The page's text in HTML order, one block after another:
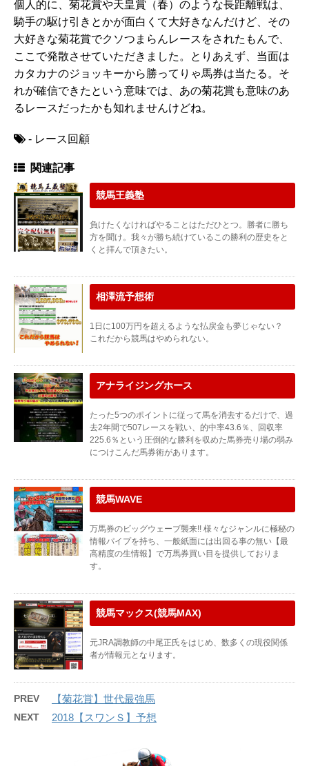
個人的に、菊花賞や天皇賞（春）のような長距離戦は、
騎手の駆け引きとかが面白くて大好きなんだけど、その
大好きな菊花賞でクソつまらんレースをされたもんで、
ここで発散させていただきました。とりあえず、当面は
カタカナのジョッキーから勝ってりゃ馬券は当たる。そ
れが確信できたという意味では、あの菊花賞も意味のあ
るレースだったかも知れませんけどね。
- レース回顧
関連記事
競馬王義塾
負けたくなければやることはただひとつ。勝者に勝ち
方を聞け。我々が勝ち続けているこの勝利の歴史をと
くと拝んで頂きたい。
相澤流予想術
1日に100万円を超えるような払戻金も夢じゃない？
これだから競馬はやめられない。
アナライジングホース
たった5つのポイントに従って馬を消去するだけで、過
去2年間で507レースを戦い、的中率43.6％、回収率
225.6％という圧倒的な勝利を収めた馬券売り場の弱み
につけこんだ馬券術があります。
競馬WAVE
万馬券のビッグウェーブ襲来!! 様々なジャンルに極秘の
情報パイプを持ち、一般紙面には出回る事の無い【最
高精度の生情報】で万馬券買い目を提供しておりま
す。
競馬マックス(競馬MAX)
元JRA調教師の中尾正氏をはじめ、数多くの現役関係
者が情報元となります。
PREV 【菊花賞】世代最強馬
NEXT 2018【スワンＳ】予想